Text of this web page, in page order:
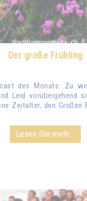
Der große Frühling
des Monats: Zu
Leid vorübergehend
Zeitalter, den Großen
Lesen Sie mehr...